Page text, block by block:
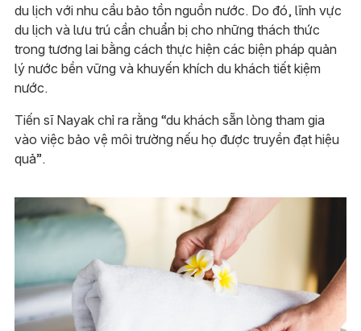
du lịch với nhu cầu bảo tồn nguồn nước. Do đó, lĩnh vực
du lịch và lưu trú cần chuẩn bị cho những thách thức
trong tương lai bằng cách thực hiện các biện pháp quản
lý nước bền vững và khuyến khích du khách tiết kiệm
nước.
Tiến sĩ Nayak chỉ ra rằng “du khách sẵn lòng tham gia
vào việc bảo vệ môi trường nếu họ được truyền đạt hiệu
quả”.